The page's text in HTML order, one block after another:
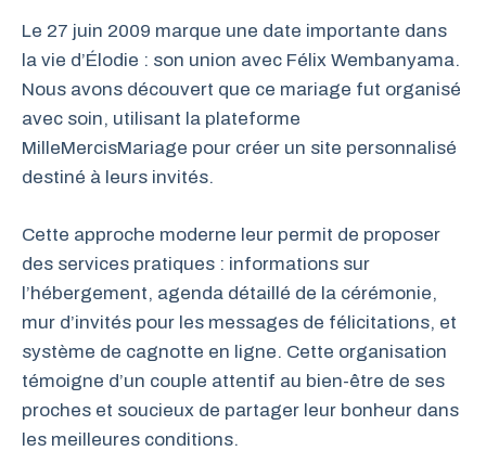
Le 27 juin 2009 marque une date importante dans
la vie d’Élodie : son union avec Félix Wembanyama.
Nous avons découvert que ce mariage fut organisé
avec soin, utilisant la plateforme
MilleMercisMariage pour créer un site personnalisé
destiné à leurs invités.
Cette approche moderne leur permit de proposer
des services pratiques : informations sur
l’hébergement, agenda détaillé de la cérémonie,
mur d’invités pour les messages de félicitations, et
système de cagnotte en ligne. Cette organisation
témoigne d’un couple attentif au bien-être de ses
proches et soucieux de partager leur bonheur dans
les meilleures conditions.